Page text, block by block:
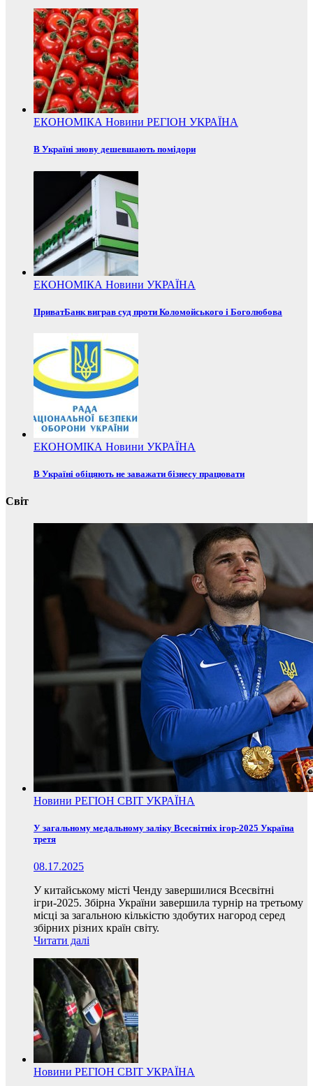
ЕКОНОМІКА Новини РЕГІОН УКРАЇНА
В Україні знову дешевшають помідори
ЕКОНОМІКА Новини УКРАЇНА
ПриватБанк виграв суд проти Коломойського і Боголюбова
ЕКОНОМІКА Новини УКРАЇНА
В Україні обіцяють не заважати бізнесу працювати
Світ
Новини РЕГІОН СВІТ УКРАЇНА
У загальному медальному заліку Всесвітніх ігор-2025 Україна
третя
08.17.2025
У китайському місті Ченду завершилися Всесвітні
ігри-2025. Збірна України завершила турнір на третьому
місці за загальною кількістю здобутих нагород серед
збірних різних країн світу.
Читати далі
Новини РЕГІОН СВІТ УКРАЇНА